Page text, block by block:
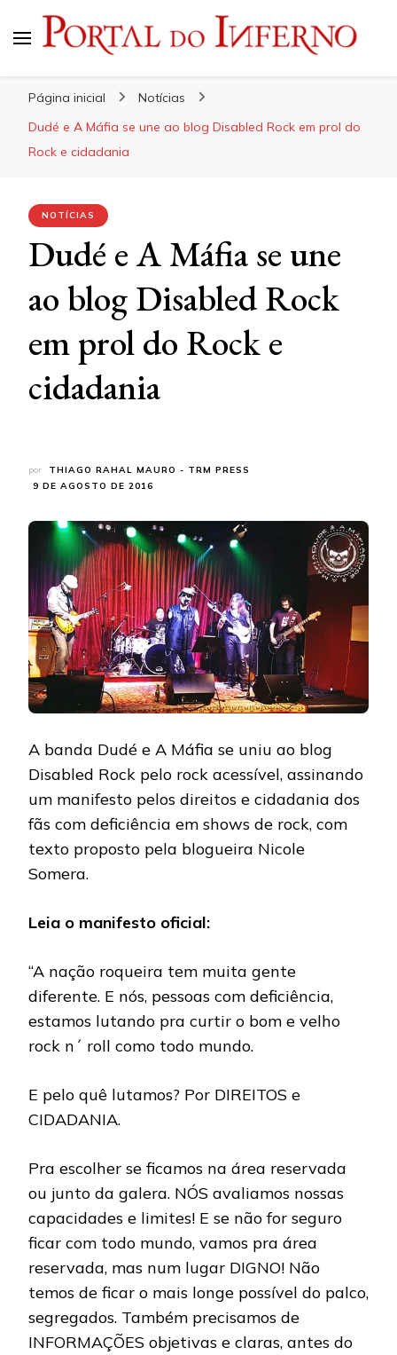
Página inicial
Notícias
Dudé e A Máfia se une ao blog Disabled Rock em prol do
Rock e cidadania
NOTÍCIAS
Dudé e A Máfia se une
ao blog Disabled Rock
em prol do Rock e
cidadania
por
THIAGO RAHAL MAURO - TRM PRESS
9 DE AGOSTO DE 2016
A banda Dudé e A Máfia se uniu ao blog
Disabled Rock pelo rock acessível, assinando
um manifesto pelos direitos e cidadania dos
fãs com deficiência em shows de rock, com
texto proposto pela blogueira Nicole
Somera.
Leia o manifesto oficial:
“A nação roqueira tem muita gente
diferente. E nós, pessoas com deficiência,
estamos lutando pra curtir o bom e velho
rock n´ roll como todo mundo.
E pelo quê lutamos? Por DIREITOS e
CIDADANIA.
Pra escolher se ficamos na área reservada
ou junto da galera. NÓS avaliamos nossas
capacidades e limites! E se não for seguro
ficar com todo mundo, vamos pra área
reservada, mas num lugar DIGNO! Não
temos de ficar o mais longe possível do palco,
segregados. Também precisamos de
INFORMAÇÕES objetivas e claras, antes do